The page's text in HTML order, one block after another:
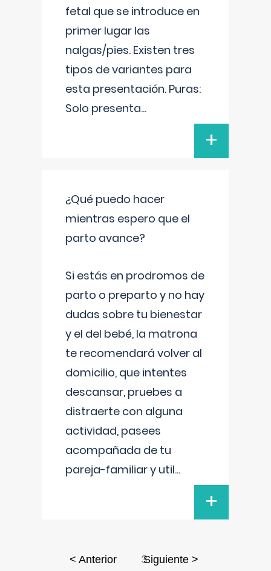
fetal que se introduce en
primer lugar las
nalgas/pies. Existen tres
tipos de variantes para
esta presentación. Puras:
Solo presenta...
+
¿Qué puedo hacer
mientras espero que el
parto avance?
Si estás en prodromos de
parto o preparto y no hay
dudas sobre tu bienestar
y el del bebé, la matrona
te recomendará volver al
domicilio, que intentes
descansar, pruebes a
distraerte con alguna
actividad, pasees
acompañada de tu
pareja-familiar y util...
+
< Anterior 3Siguiente >